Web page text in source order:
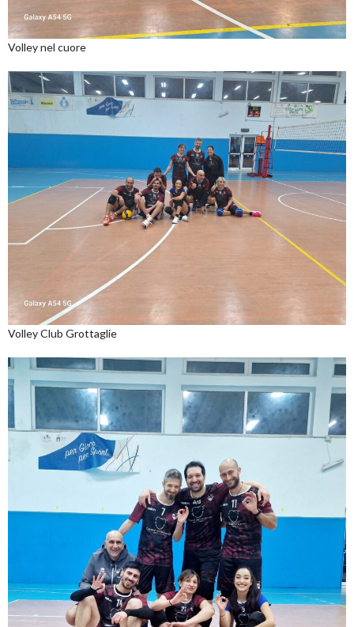
Volley nel cuore
Volley Club Grottaglie